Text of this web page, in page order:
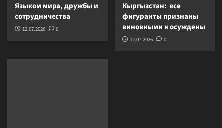
Языком мира, дружбы и
сотрудничества
12.07.2026 0
Кыргызстан: все
фигуранты признаны
виновными и осуждены
12.07.2026 0